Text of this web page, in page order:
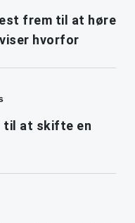
frem til at høre
viser hvorfor
til at skifte en